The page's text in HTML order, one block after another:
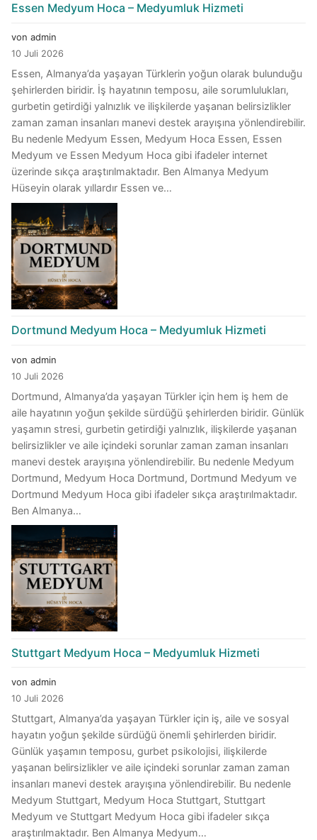
Essen Medyum Hoca – Medyumluk Hizmeti
von admin
10 Juli 2026
Essen, Almanya’da yaşayan Türklerin yoğun olarak bulunduğu
şehirlerden biridir. İş hayatının temposu, aile sorumlulukları,
gurbetin getirdiği yalnızlık ve ilişkilerde yaşanan belirsizlikler
zaman zaman insanları manevi destek arayışına yönlendirebilir.
Bu nedenle Medyum Essen, Medyum Hoca Essen, Essen
Medyum ve Essen Medyum Hoca gibi ifadeler internet
üzerinde sıkça araştırılmaktadır. Ben Almanya Medyum
Hüseyin olarak yıllardır Essen ve…
Dortmund Medyum Hoca – Medyumluk Hizmeti
von admin
10 Juli 2026
Dortmund, Almanya’da yaşayan Türkler için hem iş hem de
aile hayatının yoğun şekilde sürdüğü şehirlerden biridir. Günlük
yaşamın stresi, gurbetin getirdiği yalnızlık, ilişkilerde yaşanan
belirsizlikler ve aile içindeki sorunlar zaman zaman insanları
manevi destek arayışına yönlendirebilir. Bu nedenle Medyum
Dortmund, Medyum Hoca Dortmund, Dortmund Medyum ve
Dortmund Medyum Hoca gibi ifadeler sıkça araştırılmaktadır.
Ben Almanya…
Stuttgart Medyum Hoca – Medyumluk Hizmeti
von admin
10 Juli 2026
Stuttgart, Almanya’da yaşayan Türkler için iş, aile ve sosyal
hayatın yoğun şekilde sürdüğü önemli şehirlerden biridir.
Günlük yaşamın temposu, gurbet psikolojisi, ilişkilerde
yaşanan belirsizlikler ve aile içindeki sorunlar zaman zaman
insanları manevi destek arayışına yönlendirebilir. Bu nedenle
Medyum Stuttgart, Medyum Hoca Stuttgart, Stuttgart
Medyum ve Stuttgart Medyum Hoca gibi ifadeler sıkça
araştırılmaktadır. Ben Almanya Medyum…